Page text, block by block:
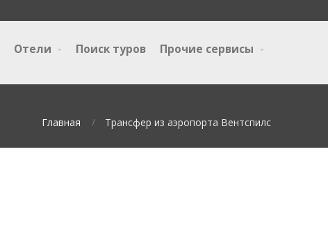
Отели Поиск туров Прочие сервисы
Главная Трансфер из аэропорта Вентспилс